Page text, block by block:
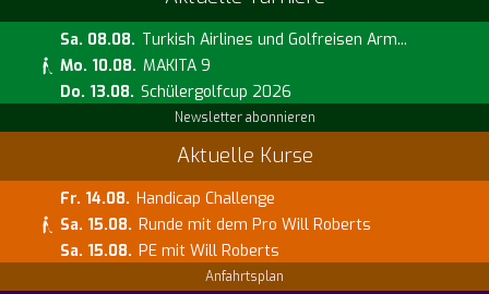
Sa. 08.08. Turkish Airlines und Golfreisen Arm...
Mo. 10.08. MAKITA 9
Do. 13.08. Schülergolfcup 2026
Newsletter abonnieren
Aktuelle Kurse
Fr. 14.08. Handicap Challenge
Sa. 15.08. Runde mit dem Pro Will Roberts
Sa. 15.08. PE mit Will Roberts
Anfahrtsplan